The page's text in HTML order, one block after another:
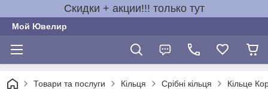
Скидки + акции!!! только тут
Мой Ювелир
Товари та послуги Кільця Срібні кільця Кільце